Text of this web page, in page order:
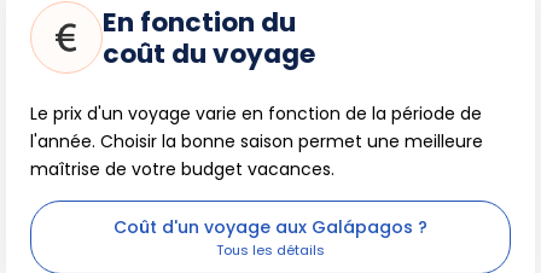
En fonction du
coût du voyage
Le prix d'un voyage varie en fonction de la période de
l'année. Choisir la bonne saison permet une meilleure
maîtrise de votre budget vacances.
Coût d'un voyage aux Galápagos ?